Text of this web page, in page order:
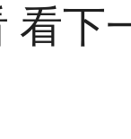
看下